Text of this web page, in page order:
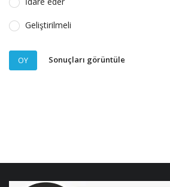
Geliştirilmeli
OY Sonuçları görüntüle